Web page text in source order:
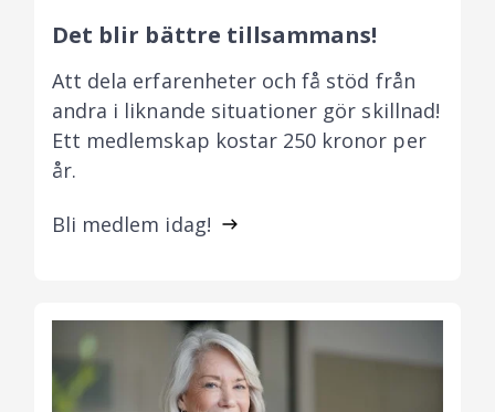
Det blir bättre tillsammans!
Att dela erfarenheter och få stöd från
andra i liknande situationer gör skillnad!
Ett medlemskap kostar 250 kronor per
år.
Bli medlem idag!